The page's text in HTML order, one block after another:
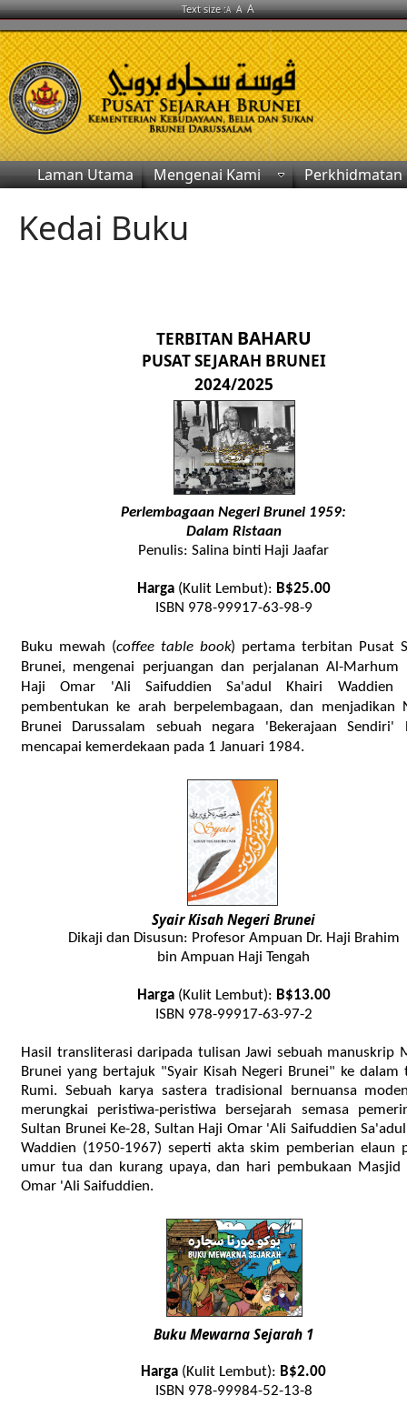
Text size :A A A
Laman Utama Mengenai Kami Perkhidmatan
Kedai Buku
TERBITAN BAHARU
PUSAT SEJARAH BRUNEI
2024/2025
Perlembagaan Negeri Brunei 1959:
Dalam Ristaan
Penulis: Salina binti Haji Jaafar
Harga (Kulit Lembut): B$25.00
ISBN 978-99917-63-98-9
Buku mewah (coffee table book) pertama terbitan Pusat
Brunei, mengenai perjuangan dan perjalanan Al-Marhum
Haji Omar 'Ali Saifuddien Sa'adul Khairi Waddien
pembentukan ke arah berpelembagaan, dan menjadikan
Brunei Darussalam sebuah negara 'Bekerajaan Sendiri'
mencapai kemerdekaan pada 1 Januari 1984.
Syair Kisah Negeri Brunei
Dikaji dan Disusun: Profesor Ampuan Dr. Haji Brahim
bin Ampuan Haji Tengah
Harga (Kulit Lembut): B$13.00
ISBN 978-99917-63-97-2
Hasil transliterasi daripada tulisan Jawi sebuah manuskrip
Brunei yang bertajuk "Syair Kisah Negeri Brunei" ke dalam
Rumi. Sebuah karya sastera tradisional bernuansa
merungkai peristiwa-peristiwa bersejarah semasa
Sultan Brunei Ke-28, Sultan Haji Omar 'Ali Saifuddien
Waddien (1950-1967) seperti akta skim pemberian elaun
umur tua dan kurang upaya, dan hari pembukaan Masjid
Omar 'Ali Saifuddien.
Buku Mewarna Sejarah 1
Harga (Kulit Lembut): B$2.00
ISBN 978-99984-52-13-8